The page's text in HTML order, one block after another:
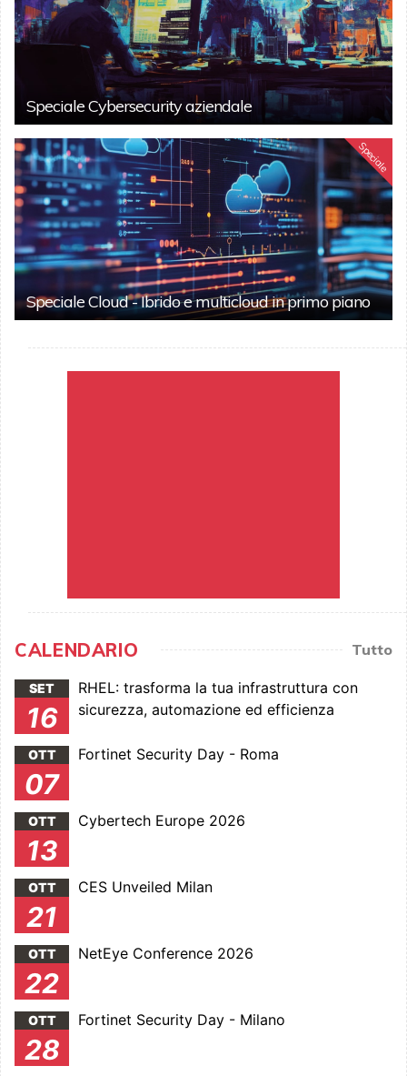
Speciale Cybersecurity aziendale
Speciale
Speciale Cloud - Ibrido e multicloud in primo piano
CALENDARIO Tutto
SET
16
RHEL: trasforma la tua infrastruttura con
sicurezza, automazione ed efficienza
OTT
07
Fortinet Security Day - Roma
OTT
13
Cybertech Europe 2026
OTT
21
CES Unveiled Milan
OTT
22
NetEye Conference 2026
OTT
28
Fortinet Security Day - Milano